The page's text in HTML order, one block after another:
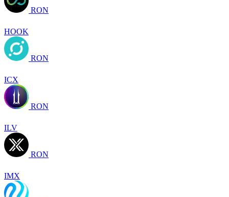
RON
HOOK
RON
ICX
RON
ILV
RON
IMX